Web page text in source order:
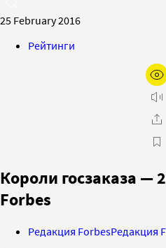
25 February 2016
Рейтинги
Короли госзаказа —
Forbes
Редакция ForbesРедакция